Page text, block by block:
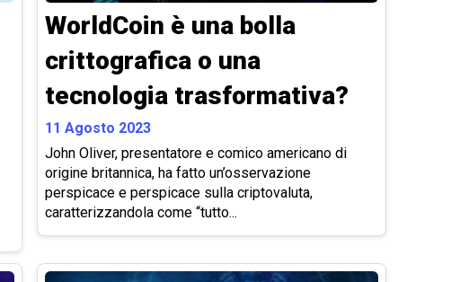
WorldCoin è una bolla
crittografica o una
tecnologia trasformativa?
11 Agosto 2023
John Oliver, presentatore e comico americano di
origine britannica, ha fatto un’osservazione
perspicace e perspicace sulla criptovaluta,
caratterizzandola come “tutto...